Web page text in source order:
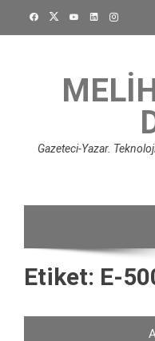
Gazeteci-Yazar.
Etiket: E-